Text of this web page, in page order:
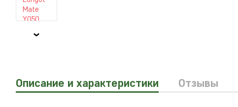
Описание и характеристики Отзывы